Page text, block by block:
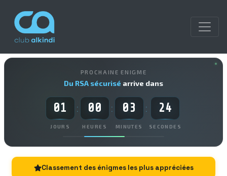
PROCHAINE ENIGME
Du RSA sécurisé arrive dans
01
JOURS
: 00
HEURES
: 03
MINUTES
: 24
SECONDES
Classement des énigmes les plus appréciées